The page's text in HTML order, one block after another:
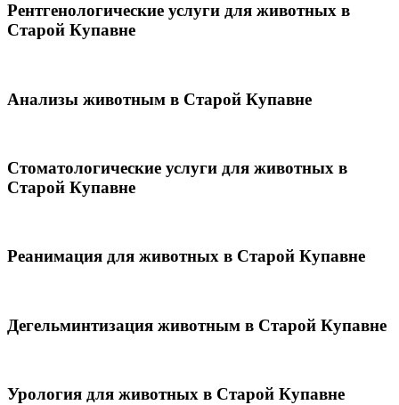
Рентгенологические услуги для животных в
Старой Купавне
Анализы животным в Старой Купавне
Стоматологические услуги для животных в
Старой Купавне
Реанимация для животных в Старой Купавне
Дегельминтизация животным в Старой Купавне
Урология для животных в Старой Купавне